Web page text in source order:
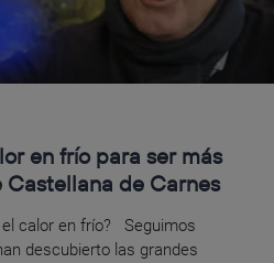
en frío para ser más
Castellana de Carnes
calor en frío? Seguimos
descubierto las grandes